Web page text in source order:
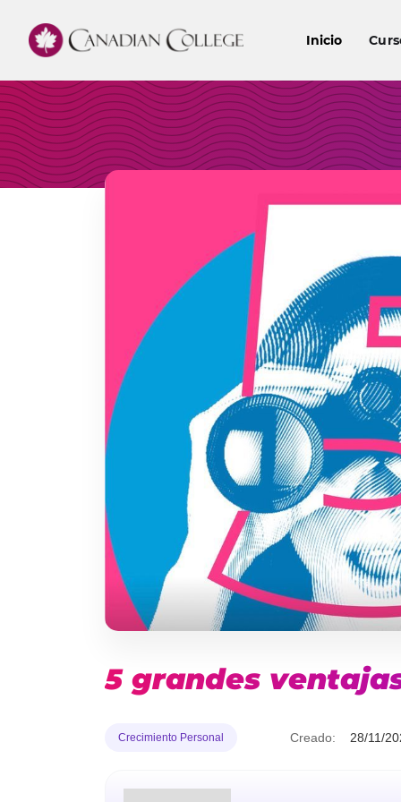
Inicio
5 grandes
Crecimiento Personal Creado: 28/11/